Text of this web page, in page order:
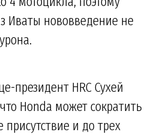
Иваты нововведение не
президент HRC Сухей
Honda может сократить
и до трех